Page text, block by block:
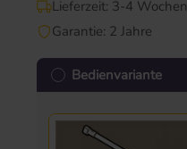
Lieferzeit: 3-4 Wochen
Garantie: 2 Jahre
Bedienvariante